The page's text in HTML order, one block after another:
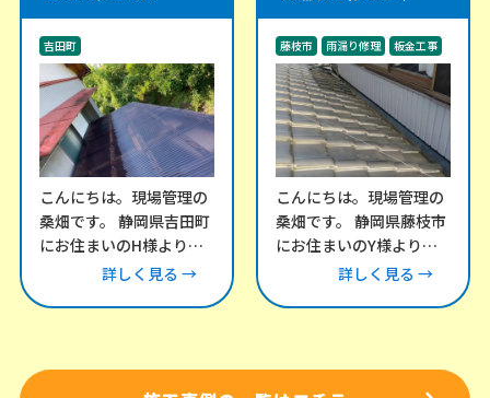
ト・テラス屋根の波板
交換工事
吉田町
その他のリフォーム工事
外構工事
こんにちは。現場管理の
桑畑です。 静岡県吉田町
にお住まいのH様より、
「風が強い日にカーポー
詳しく見る →
根と谷樋・外壁取り合
い部を板金で補修
藤枝市 雨漏り修理 板金工事
こんにちは。現場管理の
桑畑です。 静岡県藤枝市
にお住まいのY様より、
雨漏りについてお問い合
詳しく見る →